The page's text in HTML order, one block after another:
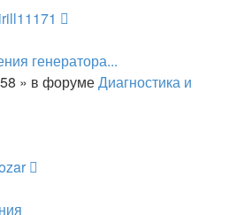
генератора...
» в форумеДиагностика и